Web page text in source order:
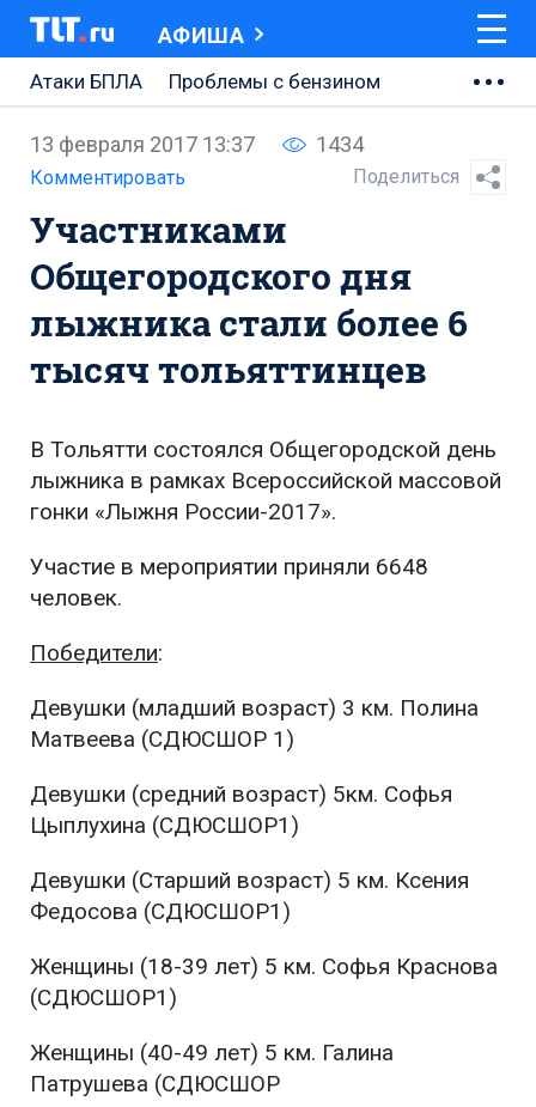
АФИША
Атаки БПЛА
Проблемы с бензином
АВТОВАЗ
Ремонт Центральной площади
Ремонт Обводного шоссе
Набережная Тольятти
Неделя Тольятти
13 февраля 2017 13:37 1434
Комментировать Поделиться
Участниками
Общегородского дня
лыжника стали более 6
тысяч тольяттинцев
В Тольятти состоялся Общегородской день
лыжника в рамках Всероссийской массовой
гонки «Лыжня России-2017».
Участие в мероприятии приняли 6648
человек.
Победители:
Девушки (младший возраст) 3 км. Полина
Матвеева (СДЮСШОР 1)
Девушки (средний возраст) 5км. Софья
Цыплухина (СДЮСШОР1)
Девушки (Старший возраст) 5 км. Ксения
Федосова (СДЮСШОР1)
Женщины (18-39 лет) 5 км. Софья Краснова
(СДЮСШОР1)
Женщины (40-49 лет) 5 км. Галина
Патрушева (СДЮСШОР